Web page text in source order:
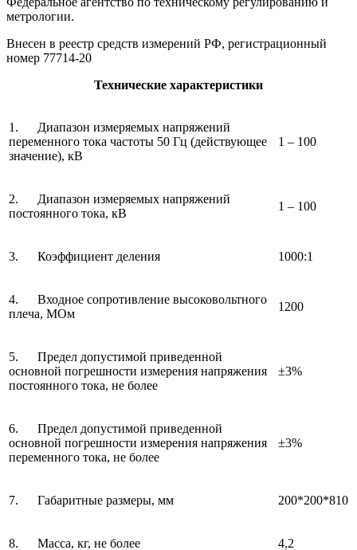
метрологии.
Внесен в реестр средств измерений РФ, регистрационный
номер 77714-20
Технические характеристики
1. Диапазон измеряемых напряжений
переменного тока частоты 50 Гц (действующее
значение), кВ
1 – 100
2. Диапазон измеряемых напряжений
постоянного тока, кВ
1 – 100
3. Коэффициент деления 1000:1
4. Входное сопротивление высоковольтного
плеча, МОм
1200
5. Предел допустимой приведенной
основной погрешности измерения напряжения
постоянного тока, не более
±3%
6. Предел допустимой приведенной
основной погрешности измерения напряжения
переменного тока, не более
±3%
7. Габаритные размеры, мм 200*200*810
8. Масса, кг, не более 4,2